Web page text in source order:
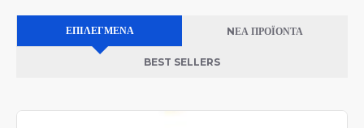
ΕΠΙΛΕΓΜΈΝΑ NΈΑ ΠΡΟΪΌΝΤΑ
BEST SELLERS